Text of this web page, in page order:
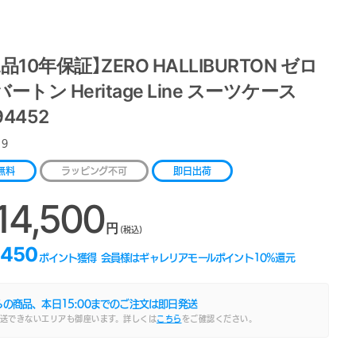
10年保証】ZERO HALLIBURTON ゼロ
ートン Heritage Line スーツケース
料 ラッピング不可 即日出荷
円 (税込)
ポイント獲得 会員様はギャレリアモールポイント10%還元
の商品、本日 15:00までのご注文は即日発送
できないエリアも御座います。詳しくはこちら をご確認ください。